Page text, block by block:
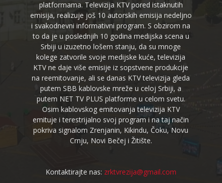
platformama. Televizija KTV pored istaknutih
emisija, realizuje još 10 autorskih emisija nedeljno
i svakodnevni informativni program. S obzirom na
to da je u poslednjih 10 godina medijska scena u
Srbiji u izuzetno lošem stanju, da su mnoge
kolege zatvorile svoje medijske kuće, televizija
KTV ne daje više emisije iz sopstvene produkcije
na reemitovanje, ali se danas KTV televizija gleda
putem SBB kablovske mreže u celoj Srbiji, a
putem NET TV PLUS platforme u celom svetu.
Osim kablovskog emitovanja televizija KTV
emituje i terestrijalno svoj program i na taj način
pokriva signalom Zrenjanin, Kikindu, Čoku, Novu
Crnju, Novi Bečej i Žitište.
Kontaktirajte nas: zrktvrezija@gmail.com